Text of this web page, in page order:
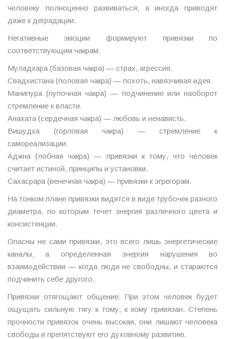
человеку полноценно развиваться, а иногда приводят
даже к деградации.
Негативные эмоции формируют привязки по
соответствующим чакрам:
Муладхара (базовая чакра) — страх, агрессия.
Свадхистана (половая чакра) — похоть, навязчивая идея.
Манипура (пупочная чакра) — подчинение или наоборот
стремление к власти.
Анахата (сердечная чакра) — любовь и ненависть.
Вишудха (горловая чакра) — стремление к
самореализации.
Аджна (лобная чакра) — привязки к тому, что человек
считает истиной, принципы и установки.
Сахасрара (венечная чакра) — привязки к эгрегорам.
На тонком плане привязки видятся в виде трубочек разного
диаметра, по которым течет энергия различного цвета и
консистенции.
Опасны не сами привязки, это всего лишь энергетические
каналы, а определенная энергия нарушения во
взаимодействии — когда люди не свободны, и стараются
подчинить себе другого.
Привязки отягощают общение. При этом человек будет
ощущать сильную тягу к тому, к кому привязан. Степень
прочности привязок очень высокая, они лишают человека
свободы и препятствуют его духовному развитию.